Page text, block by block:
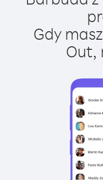
Gdy
Out,